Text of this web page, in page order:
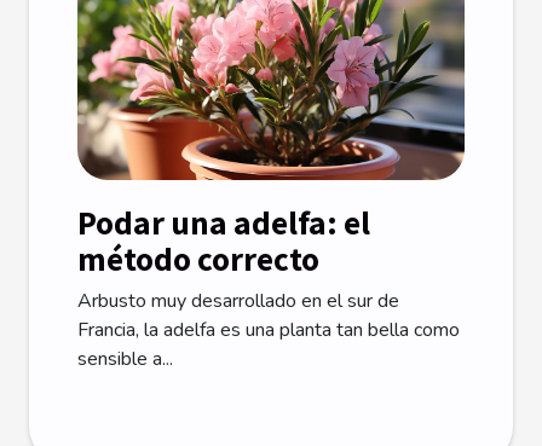
Podar una adelfa: el
método correcto
Arbusto muy desarrollado en el sur de
Francia, la adelfa es una planta tan bella como
sensible a...